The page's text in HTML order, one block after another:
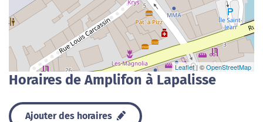
Leaflet| ©OpenStreetMap
Horaires de Amplifon à Lapalisse
Ajouter des horaires